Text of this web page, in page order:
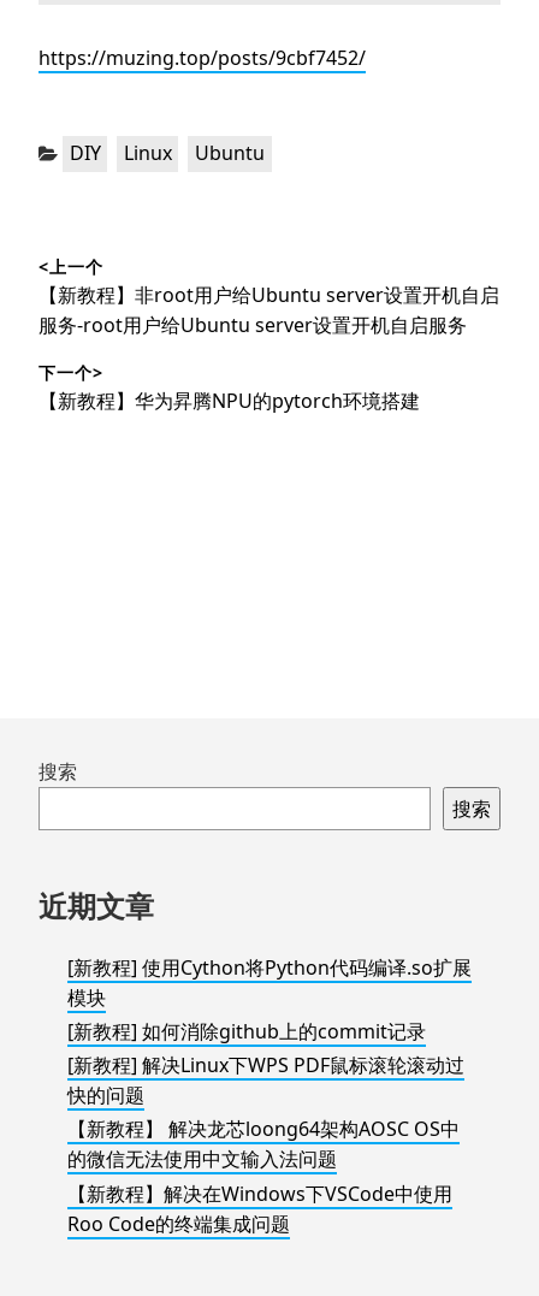
https://muzing.top/posts/9cbf7452/
分
DIY ，Linux ，Ubuntu
章
导
航
<上一个
上
篇
章：
【新教程】非root用户给Ubuntu server设置开机自启
服务-root用户给Ubuntu server设置开机自启服务
下一个>
下【新教程】华为昇腾NPU的pytorch环境搭建
跳
页
搜索
搜索
近期文章
[新教程] 使用Cython将Python代码编译.so扩展
模块
[新教程] 如何消除github上的commit记录
[新教程] 解决Linux下WPS PDF鼠标滚轮滚动过
快的问题
【新教程】 解决龙芯loong64架构AOSC OS中
的微信无法使用中文输入法问题
【新教程】解决在Windows下VSCode中使用
Roo Code的终端集成问题